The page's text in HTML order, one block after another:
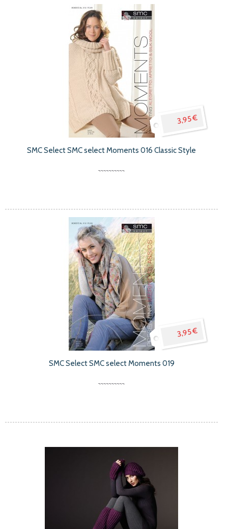
3,95 €
SMC Select SMC select Moments 016 Classic Style
3,95 €
SMC Select SMC select Moments 019